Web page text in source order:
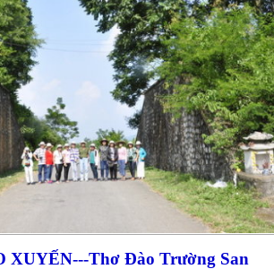
XUYẾN---Thơ Đào Trường San